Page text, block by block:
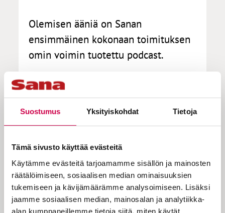
Suostumus Yksityiskohdat Tietoja
Tämä sivusto käyttää evästeitä
Käytämme evästeitä tarjoamamme sisällön ja mainosten
räätälöimiseen, sosiaalisen median ominaisuuksien
tukemiseen ja kävijämäärämme analysoimiseen. Lisäksi
jaamme sosiaalisen median, mainosalan ja analytiikka-
alan kumppaneillemme tietoja siitä, miten käytät
Olemisen ääniä on Sanan
ensimmäinen kokonaan toimituksen
omin voimin tuotettu podcast.
Sanaon käynnistänyt uuden podcast-
Spotifyssa jaettavaasisältöätoimittaa
Sanan tuottaja-toimittajaMikko
Podcastin ensimmäinenjaksojulkaistiin jo
5. joulukuuta. Siinä uskontokasvatuksen
tutkijaSaila Poulterpohtii, mitä
hengellisyys ja uskonto voivat tarkoittaa
lasten maailmassa.